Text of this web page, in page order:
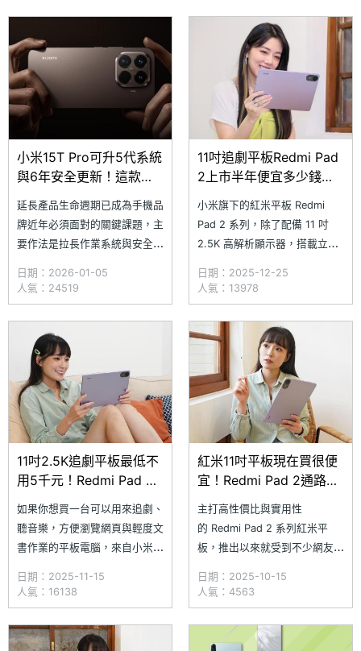
Note 15 Pro+ 5G，只要在 2/9
以前購機即可享有 1,000 元限
時折扣，並且加碼再送 Hoda
可選購的 Redmi 靈感觸控筆，
無論是做筆記、辦公或學習，都
能有效提升整體生產力。​究竟
Redmi P
小米15T Pro可升5代系統
與6年安全更新！這款裝
延長產品生命週期已成為手機品
牌近年必須面對的關鍵課題，主
要作法是拉長作業系統與安全性
入法的情況下，廠商更須正面因
應。儘管小米鮮少主動公布更新
年限，但相關數據庫資料顯示，
多款 2025 年推出的 Xiaomi、
REDMI 與 POCO 裝置已提供 6
年安全性更新，部分產品
日期：2026-01-05
人氣：24519
11吋追劇平板Redmi Pad
2上市半年便宜多少錢？
(2025.12)
小米旗下的紅米平板 Redmi
Pad 2 系列，除了配備 11 吋
2.5K 高解析顯示器，搭載立體
不錯，若再額外選購 Redmi 靈
感觸控筆，無論是學生用來學習
做筆記，或是長輩追劇、看小說
都能輕鬆入手。究竟 Redmi
Pad 2 系列在台灣上市半年後，
目前
日期：2025-12-25
人氣：13978
11吋2.5K追劇平板最低不
用5千元！Redmi Pad 2
通路最低價格一次看
(2025.11)
如果你想買一台可以用來追劇、
聽音樂，方便瀏覽網頁與輕度文
書作業的平板電腦，來自小米旗
2.5K 顯示器，不僅在影音娛樂
上表現可期，還具備多工處理能
力，再加上相對便宜的售價，無
論是學生上課筆記，或是日常追
日期：2025-11-15
人氣：16138
紅米11吋平板現在買很便
宜！Redmi Pad 2通路最
低價格一次看(2025.10)
主打高性價比與實用性
的 Redmi Pad 2 系列紅米平
板，推出以來就受到不少網友關
還具備 11 吋大螢幕、Dolby
Atmos 四顆揚聲器，搭配選購
的磁吸保護殼與 Redmi 靈感觸
控筆，更能讓文書體驗再上層
日期：2025-10-15
人氣：4563